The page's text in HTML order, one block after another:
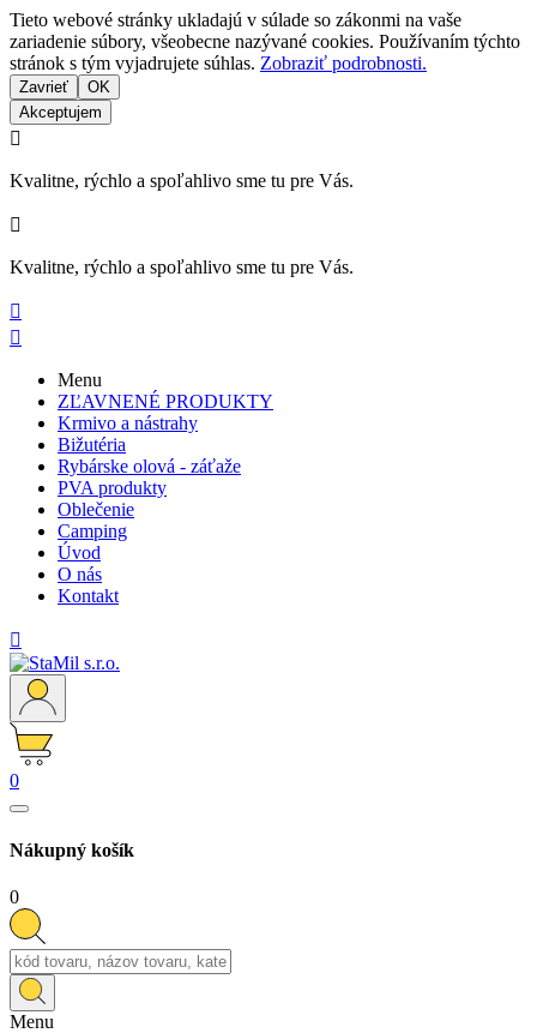
Tieto webové stránky ukladajú v súlade so zákonmi na vaše
zariadenie súbory, všeobecne nazývané cookies. Používaním týchto
stránok s tým vyjadrujete súhlas. Zobraziť podrobnosti.
Zavrieť
OK
Akceptujem

Kvalitne, rýchlo a spoľahlivo sme tu pre Vás.

Kvalitne, rýchlo a spoľahlivo sme tu pre Vás.


Menu
ZĽAVNENÉ PRODUKTY
Krmivo a nástrahy
Bižutéria
Rybárske olová - záťaže
PVA produkty
Oblečenie
Camping
Úvod
O nás
Kontakt

0
Nákupný košík
0
Menu